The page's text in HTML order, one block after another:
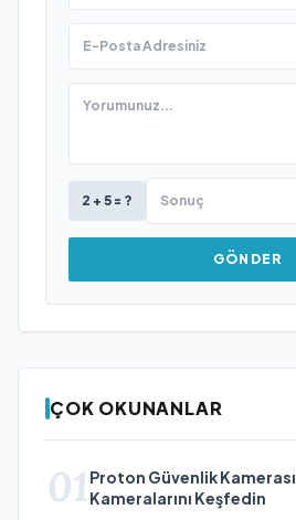
2 + 5 = ?
GÖNDER
ÇOK OKUNANLAR
01 Proton Güvenlik
Kameralarını Keşfedin